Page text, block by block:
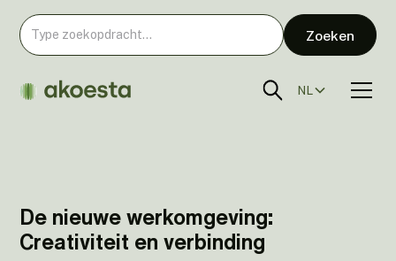
NL
De nieuwe werkomgeving:
Creativiteit en verbinding